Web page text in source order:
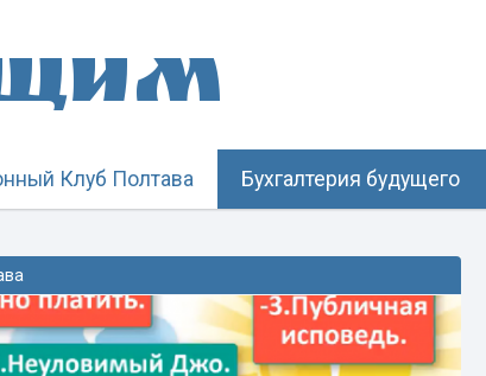
Клуб Полтава Бухгалтерия будущего